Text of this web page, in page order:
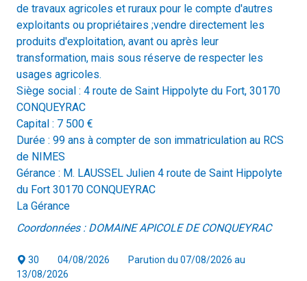
de travaux agricoles et ruraux pour le compte d'autres
exploitants ou propriétaires ;vendre directement les
produits d'exploitation, avant ou après leur
transformation, mais sous réserve de respecter les
usages agricoles.
Siège social : 4 route de Saint Hippolyte du Fort, 30170
CONQUEYRAC
Capital : 7 500 €
Durée : 99 ans à compter de son immatriculation au RCS
de NIMES
Gérance : M. LAUSSEL Julien 4 route de Saint Hippolyte
du Fort 30170 CONQUEYRAC
La Gérance
Coordonnées : DOMAINE APICOLE DE CONQUEYRAC
30 04/08/2026
Parution du 07/08/2026 au
13/08/2026